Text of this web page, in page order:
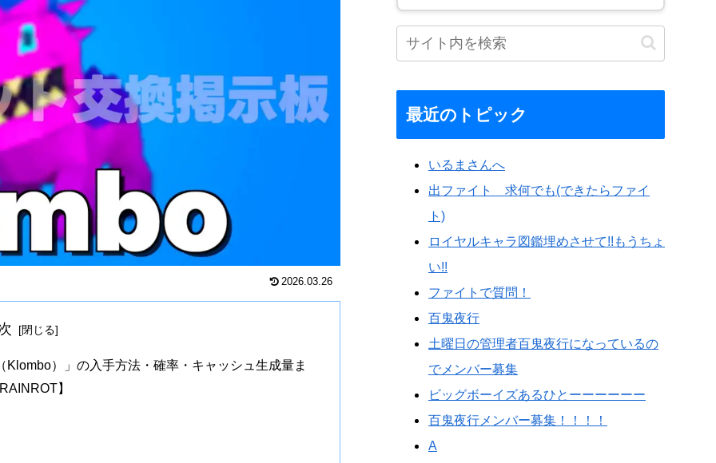
2026.03.26
）」の入手方法・確率・キャッシュ生成量ま
】
最近のトピック
いるまさんへ
出ファイト 求何でも(できたらファイ
ト)
ロイヤルキャラ図鑑埋めさせて!!もうちょ
い!!
ファイトで質問！
百鬼夜行
土曜日の管理者百鬼夜行になっているの
でメンバー募集
ビッグボーイズあるひとーーーーーー
百鬼夜行メンバー募集！！！！
A